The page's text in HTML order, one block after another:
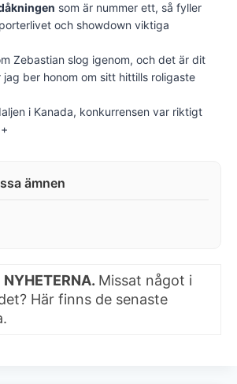
som är nummer ett, så fyller
och showdown viktiga
Zebastian slog igenom, och det är dit
ber honom om sitt hittills roligaste
i Kanada, konkurrensen var riktigt
Missat något i
Här finns de senaste